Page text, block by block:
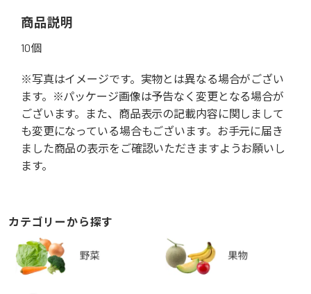
商品説明
10個
※写真はイメージです。実物とは異なる場合がござい
ます。※パッケージ画像は予告なく変更となる場合が
ございます。また、商品表示の記載内容に関しまして
も変更になっている場合もございます。お手元に届き
ました商品の表示をご確認いただきますようお願いし
ます。
カテゴリーから探す